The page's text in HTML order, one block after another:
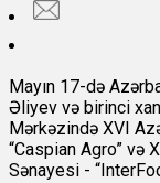
Mayın 17-də
Əliyev və birinci
Mərkəzində XVI
“Caspian Agro” və
Sənayesi -